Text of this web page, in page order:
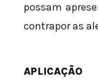
possam
contrapor as